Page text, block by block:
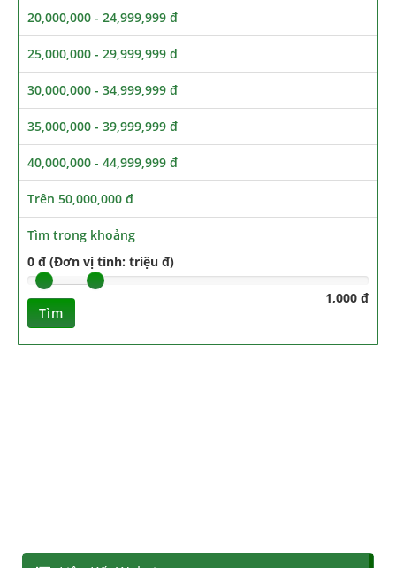
20,000,000 - 24,999,999 đ
25,000,000 - 29,999,999 đ
30,000,000 - 34,999,999 đ
35,000,000 - 39,999,999 đ
40,000,000 - 44,999,999 đ
Trên 50,000,000 đ
Tìm trong khoảng
0 đ (Đơn vị tính: triệu đ)
1,000 đ
Tìm